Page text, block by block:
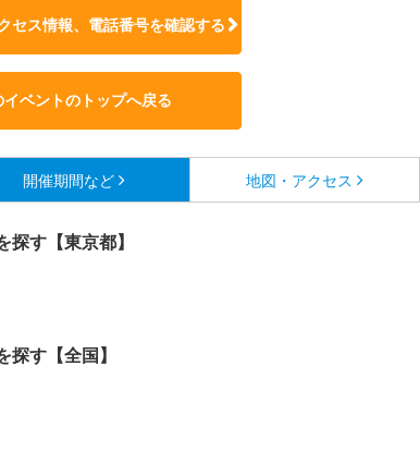
セス情報、電話番号を確認する
イベントのトップへ戻る
開催期間など 地図・アクセス
す【東京都】
す【全国】